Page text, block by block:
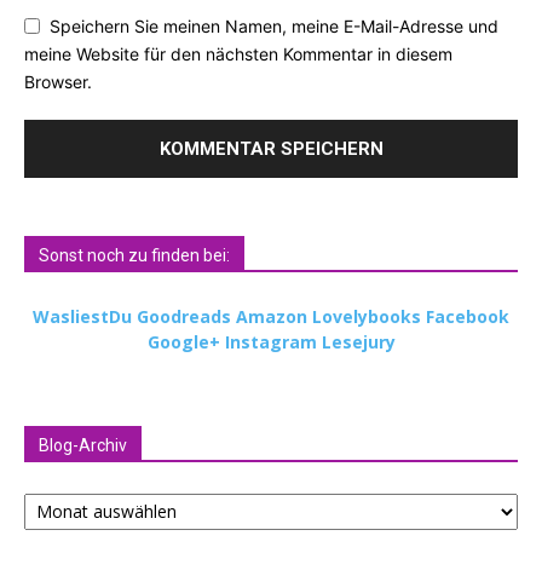
Speichern Sie meinen Namen, meine E-Mail-Adresse und
meine Website für den nächsten Kommentar in diesem
Browser.
Sonst noch zu finden bei:
WasliestDu Goodreads Amazon Lovelybooks Facebook
Google+ Instagram Lesejury
Blog-Archiv
Blog-
Archiv